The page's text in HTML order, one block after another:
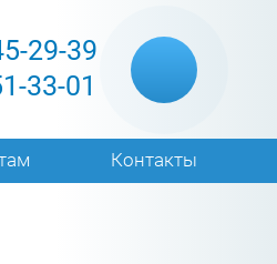
29-39
33-01
Контакты